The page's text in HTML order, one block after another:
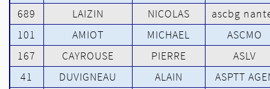
689
LAIZIN NICOLAS
ascbg
101
AMIOT MICHAEL
ASCMO
167
CAYROUSE PIERRE
ASLV
41
DUVIGNEAU ALAIN ASPTT